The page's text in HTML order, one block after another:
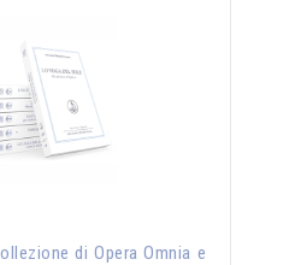
di Opera Omnia e